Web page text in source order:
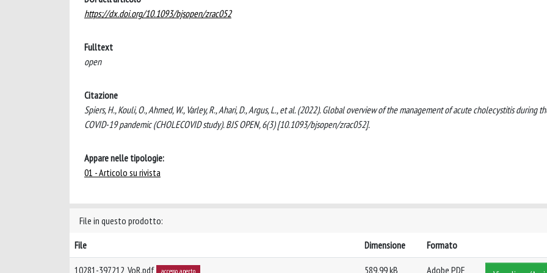
https://dx.doi.org/10.1093/bjsopen/zrac052
Fulltext
open
Citazione
Spiers, H., Kouli, O., Ahmed, W., Varley, R., Ahari, D., Argus, L., et al. (2022). Global overview of the management of acute cholecystitis during
COVID-19 pandemic (CHOLECOVID study). BJS OPEN, 6(3) [10.1093/bjsopen/zrac052].
Appare nelle tipologie:
01 - Articolo su rivista
File in questo prodotto:
File
Dimensione Formato
10281-397212_VoR.pdf accesso aperto 589.99 kB Adobe PDF